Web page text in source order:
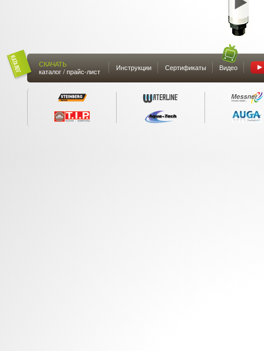
СКАЧАТЬ
каталог / прайс-лист
Инструкции Сертификаты Видео